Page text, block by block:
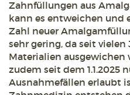
Zahnfüllungen aus
kann es entweichen und
Zahl neuer
sehr gering, da seit
Materialien
zudem seit dem 1.1.2025
Ausnahmefällen erlaubt